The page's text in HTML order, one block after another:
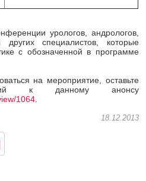
урологов, андрологов,
других специалистов, которые
с обозначенной в программе
на мероприятие, оставьте
к данному анонсу
1064.
18.12.2013